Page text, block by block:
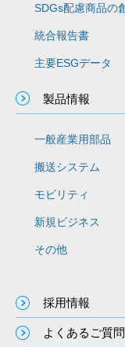
SDGs配慮商品の
統合報告書
主要ESGデータ
製品情報
一般産業用部品
搬送システム
モビリティ
新規ビジネス
その他
採用情報
よくあるご質問